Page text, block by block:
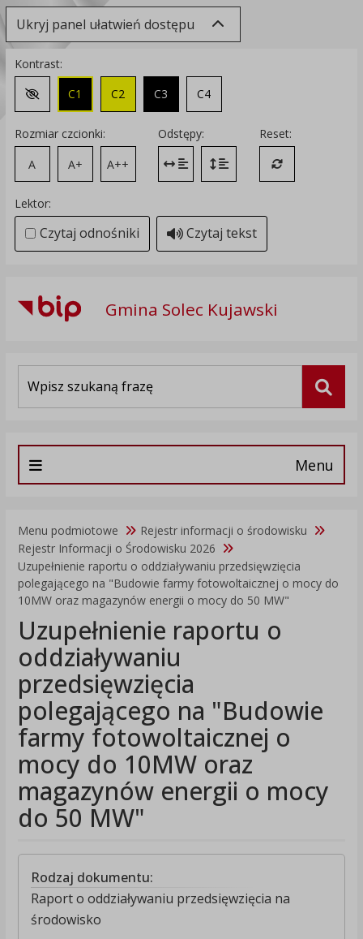
Ukryj panel ułatwień dostępu
Kontrast:
Zmień kontrast na domyślny
C1 C2 C3 C4
Rozmiar czcionki:
A
A+ A++
Odstępy:
Zmień odstęp między literami
Zmień interlinię i margines
Reset:
Przywróć
Lektor:
Czytaj odnośniki Czytaj tekst
Gmina Solec Kujawski
Menu
Menu podmiotowe
Rejestr informacji o środowisku
Rejestr Informacji o Środowisku 2026
Uzupełnienie raportu o oddziaływaniu przedsięwzięcia
polegającego na "Budowie farmy fotowoltaicznej o mocy do
10MW oraz magazynów energii o mocy do 50 MW"
Uzupełnienie raportu o
oddziaływaniu
przedsięwzięcia
polegającego na "Budowie
farmy fotowoltaicznej o
mocy do 10MW oraz
magazynów energii o mocy
do 50 MW"
Rodzaj dokumentu:
Raport o oddziaływaniu przedsięwzięcia na
środowisko